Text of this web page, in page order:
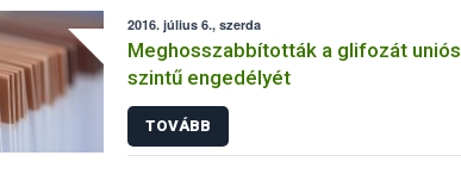
2016. július 6., szerda
Meghosszabbították a glifozát uniós
szintű engedélyét
TOVÁBB